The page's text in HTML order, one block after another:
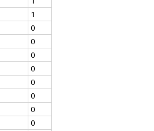
1
0
0
0
0
0
0
0
0